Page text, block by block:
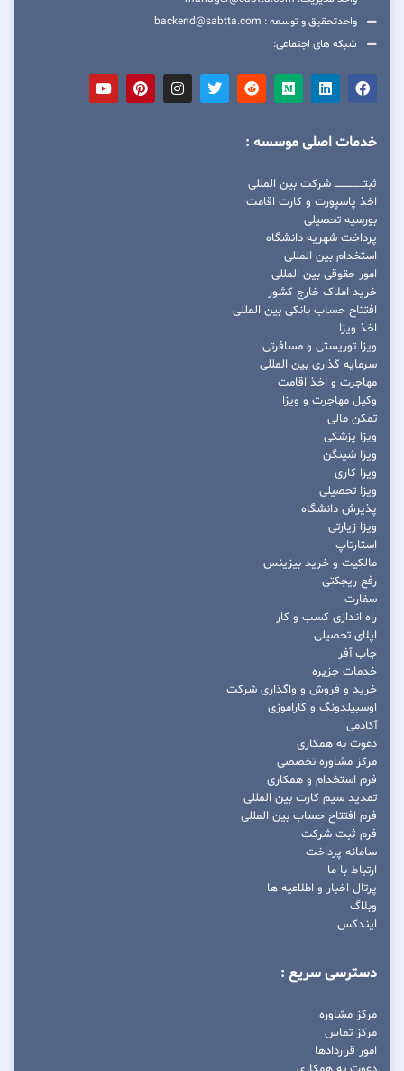
واحدتحقیق و توسعه : backend@sabtta.com
شبکه های اجتماعی:
خدمات اصلی موسسه :
ثبتــــــــــــــــ شرکت بین المللی
اخذ پاسپورت و کارت اقامت
بورسیه تحصیلی
پرداخت شهریه دانشگاه
استخدام بین المللی
امور حقوقی بین المللی
خرید املاک خارج کشور
افتتاح حساب بانکی بین المللی
اخذ ویزا
ویزا توریستی و مسافرتی
سرمایه گذاری بین المللی
مهاجرت و اخذ اقامت
وکیل مهاجرت و ویزا
تمکن مالی
ویزا پزشکی
ویزا شینگن
ویزا کاری
ویزا تحصیلی
پذیرش دانشگاه
ویزا زیارتی
استارتاپ
مالکیت و خرید بیزینس
رفع ریجکتی
سفارت
راه اندازی کسب و کار
اپلای تحصیلی
جاب آفر
خدمات جزیره
خرید و فروش و واگذاری شرکت
اوسبیلدونگ و کاراموزی
آکادمی
دعوت به همکاری
مرکز مشاوره تخصصی
فرم استخدام و همکاری
تمدید سیم کارت بین المللی
فرم افتتاح حساب بین المللی
فرم ثبت شرکت
سامانه پرداخت
ارتباط با ما
پرتال اخبار و اطلاعیه ها
وبلاگ
ایندکس
دسترسی سریع :
مرکز مشاوره
مرکز تماس
امور قراردادها